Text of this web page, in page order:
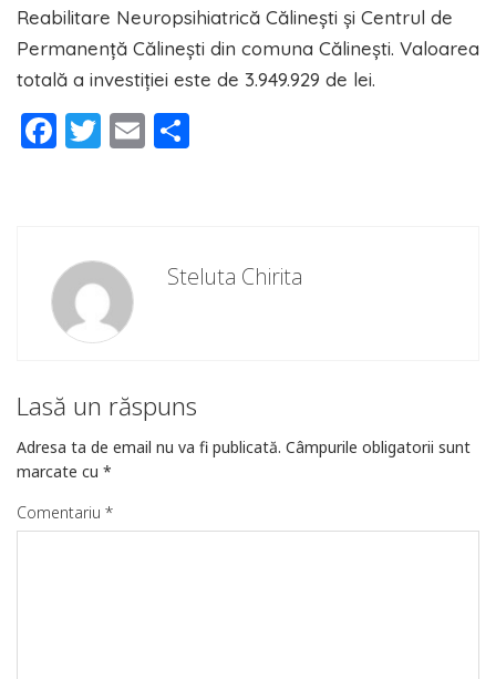
Reabilitare Neuropsihiatrică Călinești și Centrul de
Permanență Călinești din comuna Călinești. Valoarea
totală a investiției este de 3.949.929 de lei.
Facebook
Twitter
Email
Steluta Chirita
Lasă un răspuns
Adresa ta de email nu va fi publicată. Câmpurile obligatorii sunt
marcate cu *
Comentariu *